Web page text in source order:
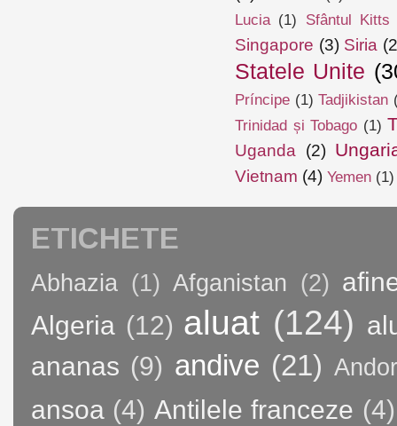
Lucia (1) Sfântul
Singapore (3) Siria
Statele Unite
Príncipe (1) Tadjikistan
Trinidad și Tobago (1)
Uganda (2)
Vietnam (4) Yemen (1)
ETICHETE
Abhazia (1) Afganistan (2)
Algeria (12) aluat (124)
ananas (9) andive (21)
ansoa (4) Antilele franceze (4)